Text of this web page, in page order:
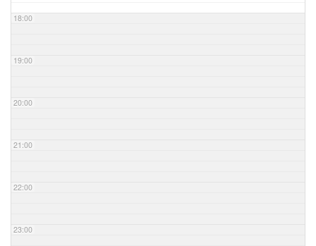
18:00
19:00
20:00
21:00
22:00
23:00